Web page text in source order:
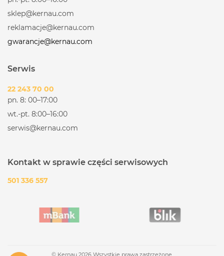
sklep@kernau.com
reklamacje@kernau.com
gwarancje@kernau.com
Serwis
22 243 70 00
pn. 8: 00–17:00
wt.-pt. 8:00–16:00
serwis@kernau.com
Kontakt w sprawie części serwisowych
501 336 557
© Kernau 2026 Wszystkie prawa zastrzeżone.